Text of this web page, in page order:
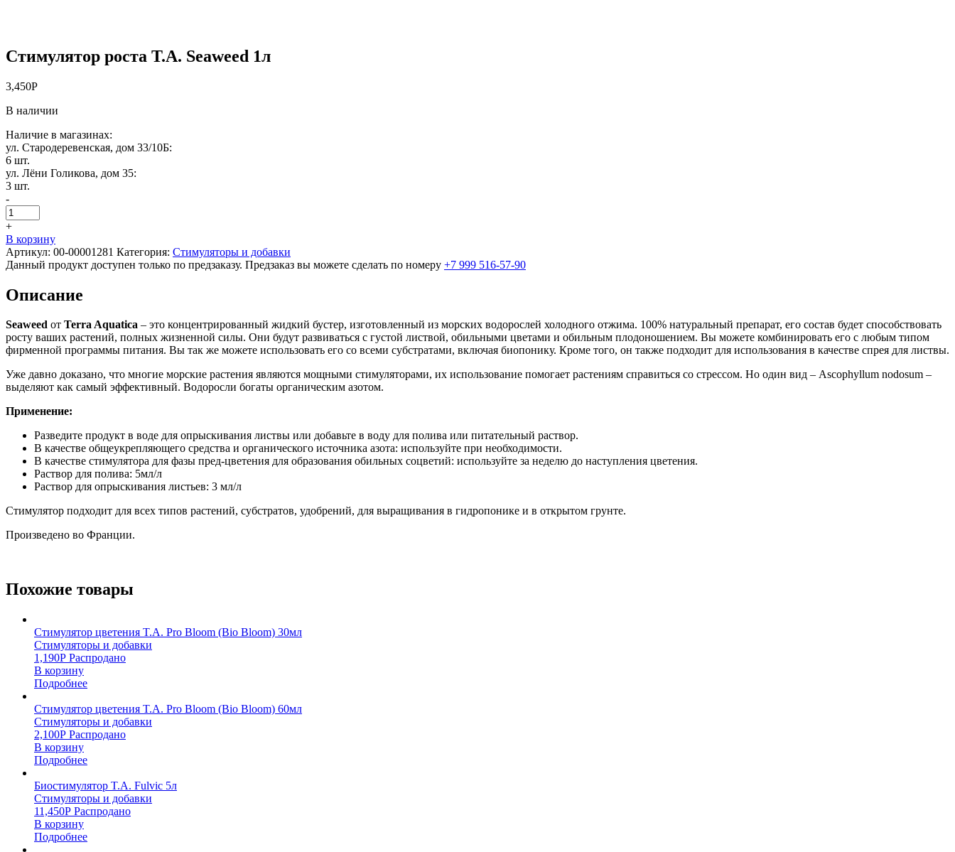
Стимулятор роста T.A. Seaweed 1л
3,450Р
В наличии
Наличие в магазинах:
ул. Стародеревенская, дом 33/10Б:
6 шт.
ул. Лёни Голикова, дом 35:
3 шт.
-
+
В корзину
Артикул: 00-00001281 Категория: Стимуляторы и добавки
Данный продукт доступен только по предзаказу. Предзаказ вы можете сделать по номеру +7 999 516-57-90
Описание
Seaweed от Terra Aquatica – это концентрированный жидкий бустер, изготовленный из морских водорослей холодного отжима. 100% натуральный препарат, его состав будет способствовать
росту ваших растений, полных жизненной силы. Они будут развиваться с густой листвой, обильными цветами и обильным плодоношением. Вы можете комбинировать его с любым типом
фирменной программы питания. Вы так же можете использовать его со всеми субстратами, включая биопонику. Кроме того, он также подходит для использования в качестве спрея для листвы.
Уже давно доказано, что многие морские растения являются мощными стимуляторами, их использование помогает растениям справиться со стрессом. Но один вид – Ascophyllum nodosum –
выделяют как самый эффективный. Водоросли богаты органическим азотом.
Применение:
Разведите продукт в воде для опрыскивания листвы или добавьте в воду для полива или питательный раствор.
В качестве общеукрепляющего средства и органического источника азота: используйте при необходимости.
В качестве стимулятора для фазы пред-цветения для образования обильных соцветий: используйте за неделю до наступления цветения.
Раствор для полива: 5мл/л
Раствор для опрыскивания листьев: 3 мл/л
Стимулятор подходит для всех типов растений, субстратов, удобрений, для выращивания в гидропонике и в открытом грунте.
Произведено во Франции.
Похожие товары
Стимулятор цветения T.A. Pro Bloom (Bio Bloom) 30мл
Стимуляторы и добавки
1,190Р Распродано
В корзину
Подробнее
Стимулятор цветения T.A. Pro Bloom (Bio Bloom) 60мл
Стимуляторы и добавки
2,100Р Распродано
В корзину
Подробнее
Биостимулятор T.A. Fulvic 5л
Стимуляторы и добавки
11,450Р Распродано
В корзину
Подробнее